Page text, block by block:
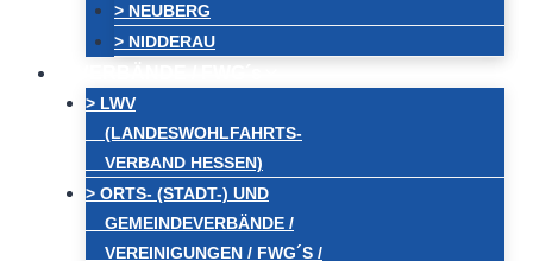
> NEUBERG
> NIDDERAU
> LWV
(LANDESWOHLFAHRTS-
VERBAND HESSEN)
> ORTS- (STADT-) UND
GEMEINDEVERBÄNDE /
VEREINIGUNGEN / FWG´S /